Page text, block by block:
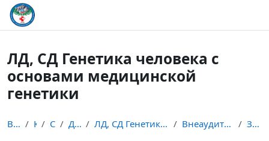
Перейти к основному содержанию
ЛД, СД Генетика человека с
основами медицинской
генетики
В начало Курсы Студент Дисциплины ЛД, СД Генетика человека с основами медицинской ге... Внеаудиторная самостоятельная работа Задания ВСР 3